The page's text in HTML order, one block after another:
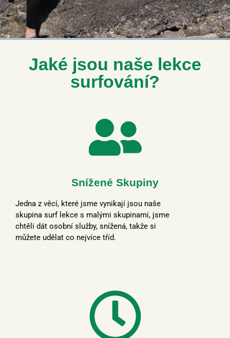
Jaké jsou naše lekce
surfování?
Snížené Skupiny
Jedna z věcí, které jsme vynikají jsou naše
skupina surf lekce s malými skupinami, jsme
chtěli dát osobní služby, snížená, takže si
můžete udělat co nejvíce tříd.